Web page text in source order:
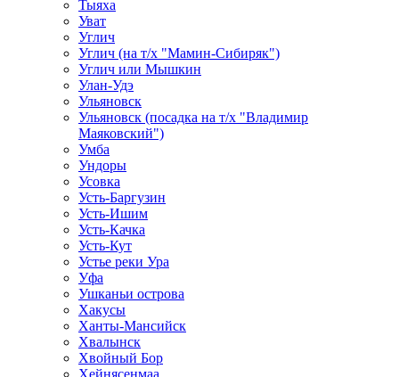
Тыяха
Уват
Углич
Углич (на т/х "Мамин-Сибиряк")
Углич или Мышкин
Улан-Удэ
Ульяновск
Ульяновск (посадка на т/х "Владимир
Маяковский")
Умба
Ундоры
Усовка
Усть-Баргузин
Усть-Ишим
Усть-Качка
Усть-Кут
Устье реки Ура
Уфа
Ушканьи острова
Хакусы
Ханты-Мансийск
Хвалынск
Хвойный Бор
Хейнясенмаа